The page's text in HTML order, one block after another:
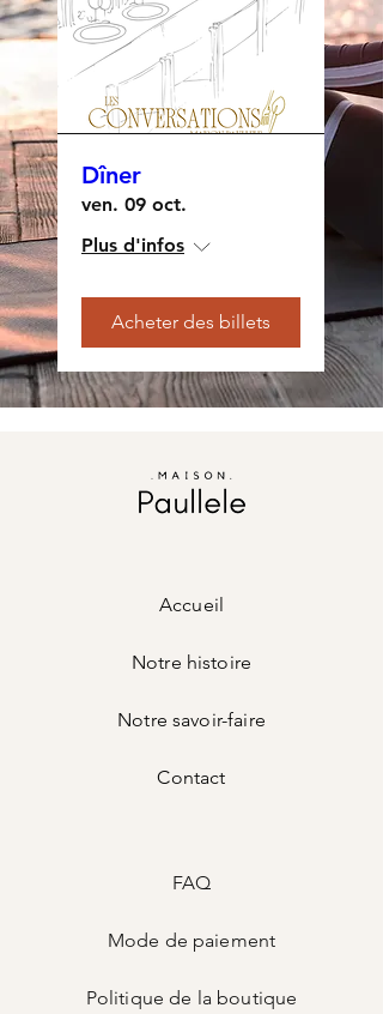
Dîner
ven. 09 oct.
Plus d'infos
Acheter des billets
Accueil
Notre histoire
Notre savoir-faire
Contact
FAQ
Mode de paiement
Politique de la boutique